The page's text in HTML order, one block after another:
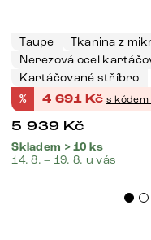
Taupe Tkanina z
Nerezová ocel
Kartáčované stříbro
% 4 691Kč s kódem
5 939 Kč
Skladem > 10 ks
14. 8. – 19. 8. u vás